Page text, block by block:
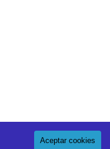
. All rights reserved.
Aceptar cookies